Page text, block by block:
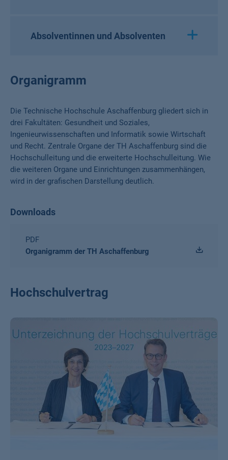
Absolventinnen und Absolventen
Organigramm
Die Technische Hochschule Aschaffenburg gliedert sich in
drei Fakultäten: Gesundheit und Soziales,
Ingenieurwissenschaften und Informatik sowie Wirtschaft
und Recht. Zentrale Organe der TH Aschaffenburg sind die
Hochschulleitung und die erweiterte Hochschulleitung. Wie
die weiteren Organe und Einrichtungen zusammenhängen,
wird in der grafischen Darstellung deutlich.
Downloads
PDF
Organigramm der TH Aschaffenburg
Hochschulvertrag